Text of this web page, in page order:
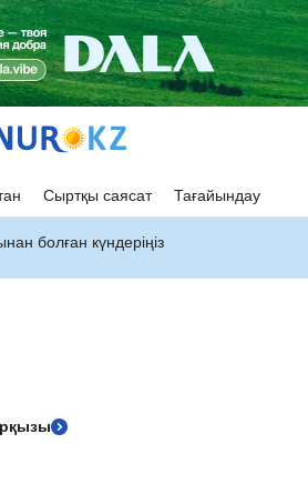
Сыртқы саясат Тағайындау
болған күндеріңіз